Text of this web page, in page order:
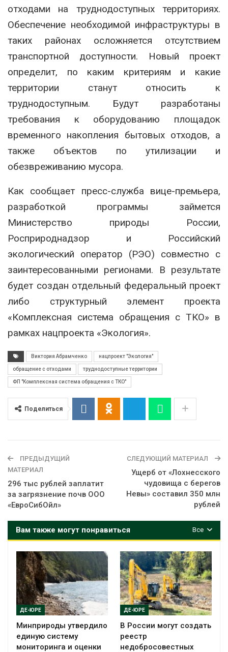
отходами на труднодоступных территориях.
Обеспечение необходимой инфраструктуры в
таких районах осложняется отсутствием
транспортной доступности. Новый проект
определит, по каким критериям и какие
территории станут относить к
труднодоступным. Будут разработаны
требования к оборудованию площадок
временного накопления бытовых отходов, а
также объектов по утилизации и
обезвреживанию мусора.
Как сообщает пресс-служба вице-премьера,
разработкой программы займется
Министерство природы России,
Росприроднадзор и Российский
экологический оператор (РЭО) совместно с
заинтересованными регионами. В результате
будет создан отдельный федеральный проект
либо структурный элемент проекта
«Комплексная система обращения с ТКО» в
рамках нацпроекта «Экология».
Виктория Абрамченко нацпроект "Экология"
обращение с отходами труднодоступные территории
ФП "Комплексная система обращения с ТКО"
Поделиться
ПРЕДЫДУЩИЙ
МАТЕРИАЛ
296 тыс рублей заплатит
за загрязнение почв ООО
«ЕвроСибОйл»
СЛЕДУЮЩИЙ МАТЕРИАЛ
Ущерб от «Лохнесского
чудовища с берегов
Невы» составил 350 млн
рублей
Все
Вам также могут понравиться
ДЕ-ЮРЕ
Минприроды утвердило
единую систему
мониторинга и оценки
ДЕ-ЮРЕ
В России могут создать
реестр
недобросовестных